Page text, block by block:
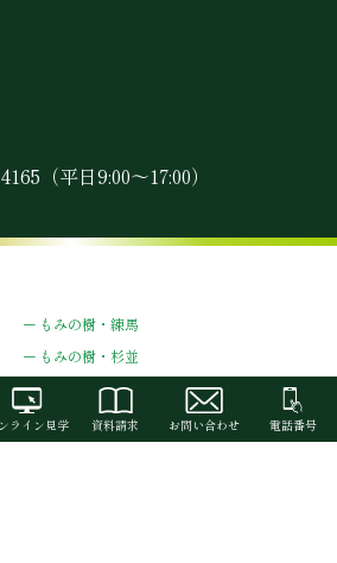
ライン見学 資料請求 お問い合わせ 電話番号
（平日9:00〜17:00）
– もみの樹・練馬
– もみの樹・杉並
–もみの樹・横浜鶴見
–もみの樹・渋谷本町